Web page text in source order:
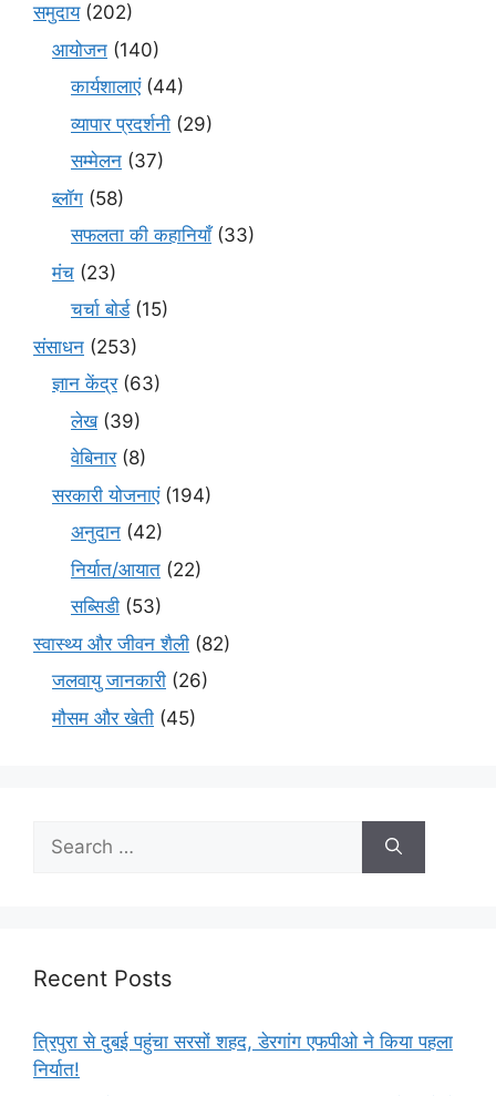
समुदाय(202)
आयोजन (140)
कार्यशालाएं(44)
व्यापार प्रदर्शनी (29)
सम्मेलन (37)
ब्लॉग (58)
सफलता की कहानियाँ(33)
मंच (23)
चर्चा बोर्ड(15)
संसाधन (253)
ज्ञान केंद्र(63)
लेख(39)
वेबिनार(8)
सरकारी योजनाएं(194)
अनुदान (42)
निर्यात/आयात (22)
सब्सिडी (53)
स्वास्थ्य और जीवन शैली (82)
जलवायु जानकारी (26)
मौसम और खेती (45)
Recent Posts
त्रिपुरा से दुबई पहुंचा सरसों शहद, डेरगांग एफपीओ ने किया पहला
निर्यात!